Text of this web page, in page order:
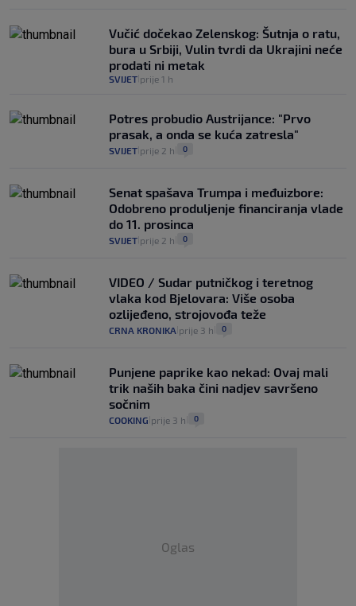
Vučić dočekao Zelenskog: Šutnja o ratu,
bura u Srbiji, Vulin tvrdi da Ukrajini neće
prodati ni metak
SVIJET prije 1 h
Potres probudio Austrijance: "Prvo
prasak, a onda se kuća zatresla"
SVIJET prije 2 h 0
Senat spašava Trumpa i međuizbore:
Odobreno produljenje financiranja vlade
do 11. prosinca
SVIJET prije 2 h 0
VIDEO / Sudar putničkog i teretnog
vlaka kod Bjelovara: Više osoba
ozlijeđeno, strojovođa teže
CRNA KRONIKA prije 3 h 0
Punjene paprike kao nekad: Ovaj mali
trik naših baka čini nadjev savršeno
sočnim
COOKING prije 3 h 0
Oglas